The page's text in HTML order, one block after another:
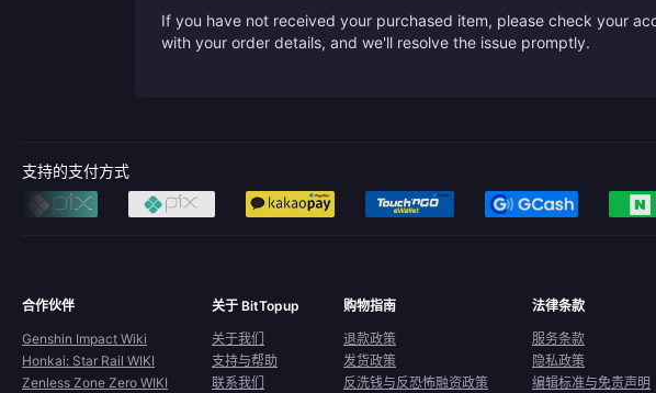
If you have not received your purchased item, please check your
with your order details, and we'll resolve the issue promptly.
支持的支付方式
合作伙伴
Genshin Impact Wiki
Honkai: Star Rail WIKI
Zenless Zone Zero WIKI
关于 BitTopup
关于我们
支持与帮助
联系我们
购物指南
退款政策
发货政策
反洗钱与反恐怖融资政策
法律条款
服务条款
隐私政策
编辑标准与免责声明